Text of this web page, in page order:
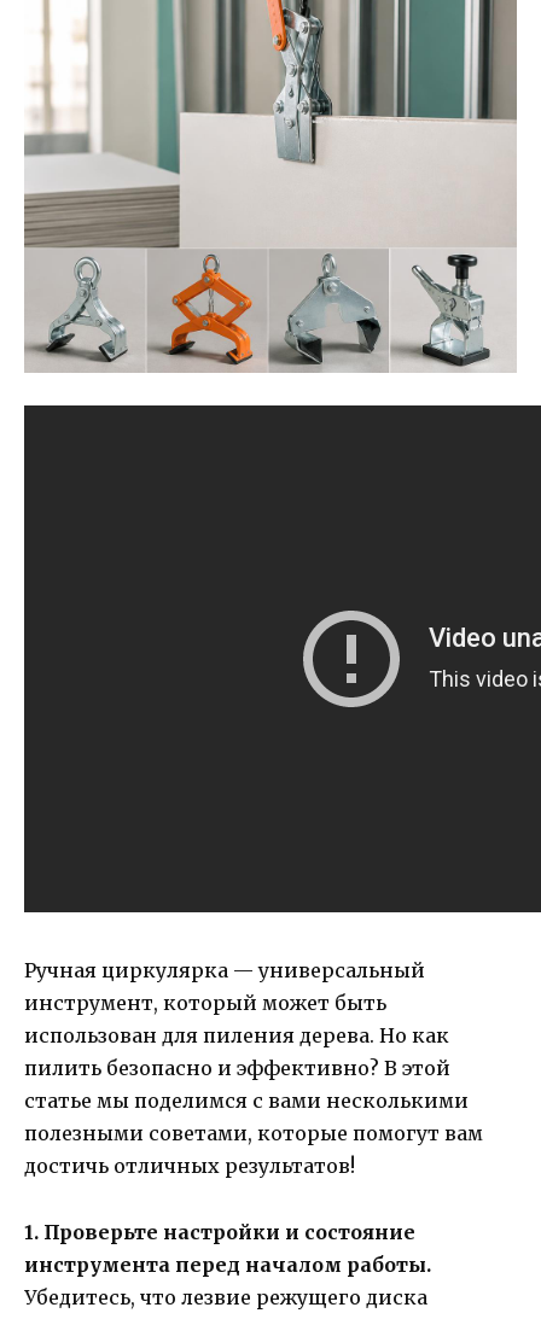
Ручная циркулярка — универсальный
инструмент, который может быть
использован для пиления дерева. Но как
пилить безопасно и эффективно? В этой
статье мы поделимся с вами несколькими
полезными советами, которые помогут вам
достичь отличных результатов!
1. Проверьте настройки и состояние
инструмента перед началом работы.
Убедитесь, что лезвие режущего диска